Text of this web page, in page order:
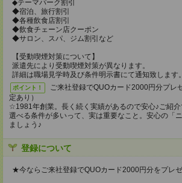
◆テーマパーク割引
◆宿泊、旅行割引
◆各種飲食店割引
◆飲食チェーン店クーポン
◆サロン、スパ、ジム割引など
【受動喫煙対策について】
派遣先により受動喫煙対策が異なります。
詳細は職場見学時及び条件明示書にて通知致します。
ポイント！
ご来社登録でQUOカード2000円分プレ
定あり）
☆1981年創業。長く続く実績があるので安心♪ご紹介
選べる条件が多いって、実は重要なこと。安心の「
ましょう♪
登録について
★今ならご来社登録でQUOカード2000円分をプレ